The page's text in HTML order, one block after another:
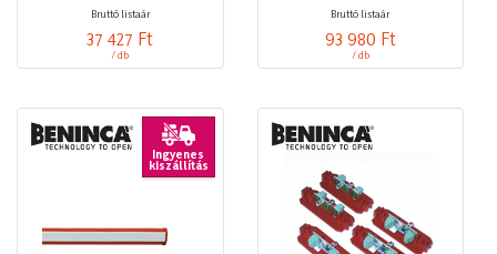
Bruttó listaár
37 427 Ft
/ db
Bruttó listaár
93 980 Ft
/ db
Ingyenes
kiszállítás